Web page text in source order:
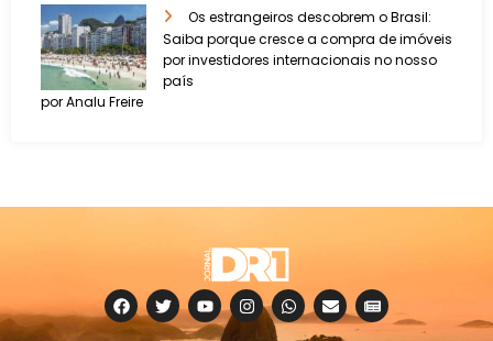
Os estrangeiros descobrem o Brasil:
Saiba porque cresce a compra de imóveis
por investidores internacionais no nosso
país
por Analu Freire